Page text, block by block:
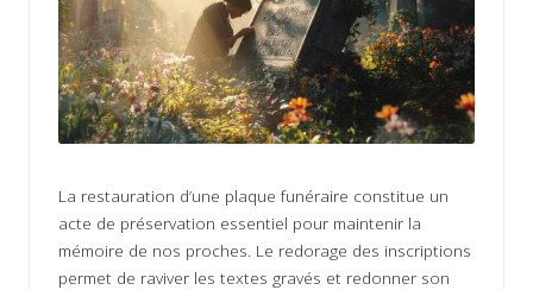
La restauration d’une plaque funéraire constitue un
acte de préservation essentiel pour maintenir la
mémoire de nos proches. Le redorage des inscriptions
permet de raviver les textes gravés et redonner son